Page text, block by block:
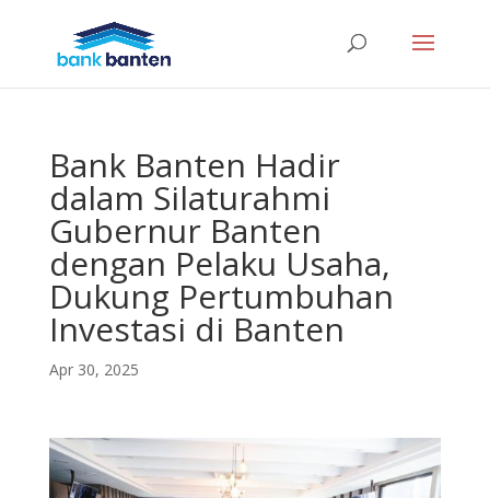
Bank Banten Hadir
dalam Silaturahmi
Gubernur Banten
dengan Pelaku Usaha,
Dukung Pertumbuhan
Investasi di Banten
Apr 30, 2025